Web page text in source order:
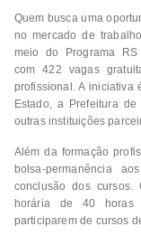
Quem busca uma
no mercado de
meio do Programa
com 422 vagas
profissional. A iniciativa
Estado, a Prefeitura
outras instituições
Além da formação
bolsa-permanência
conclusão dos cursos.
horária de 40 horas
participarem de cursos